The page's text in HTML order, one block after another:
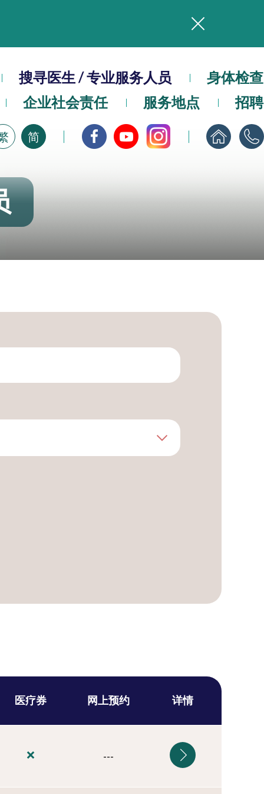
本院在暴雨或台风警告信号 (包括黑色暴雨及8号或以上热带气旋警告信号) 下，仍会维持有限度服务。如有查询，可致电2711 5222。
请即下载
搜寻医生 / 专业服务人员
身体检查
企业社会责任
服务地点 招聘
简
医疗券 网上预约 详情
---